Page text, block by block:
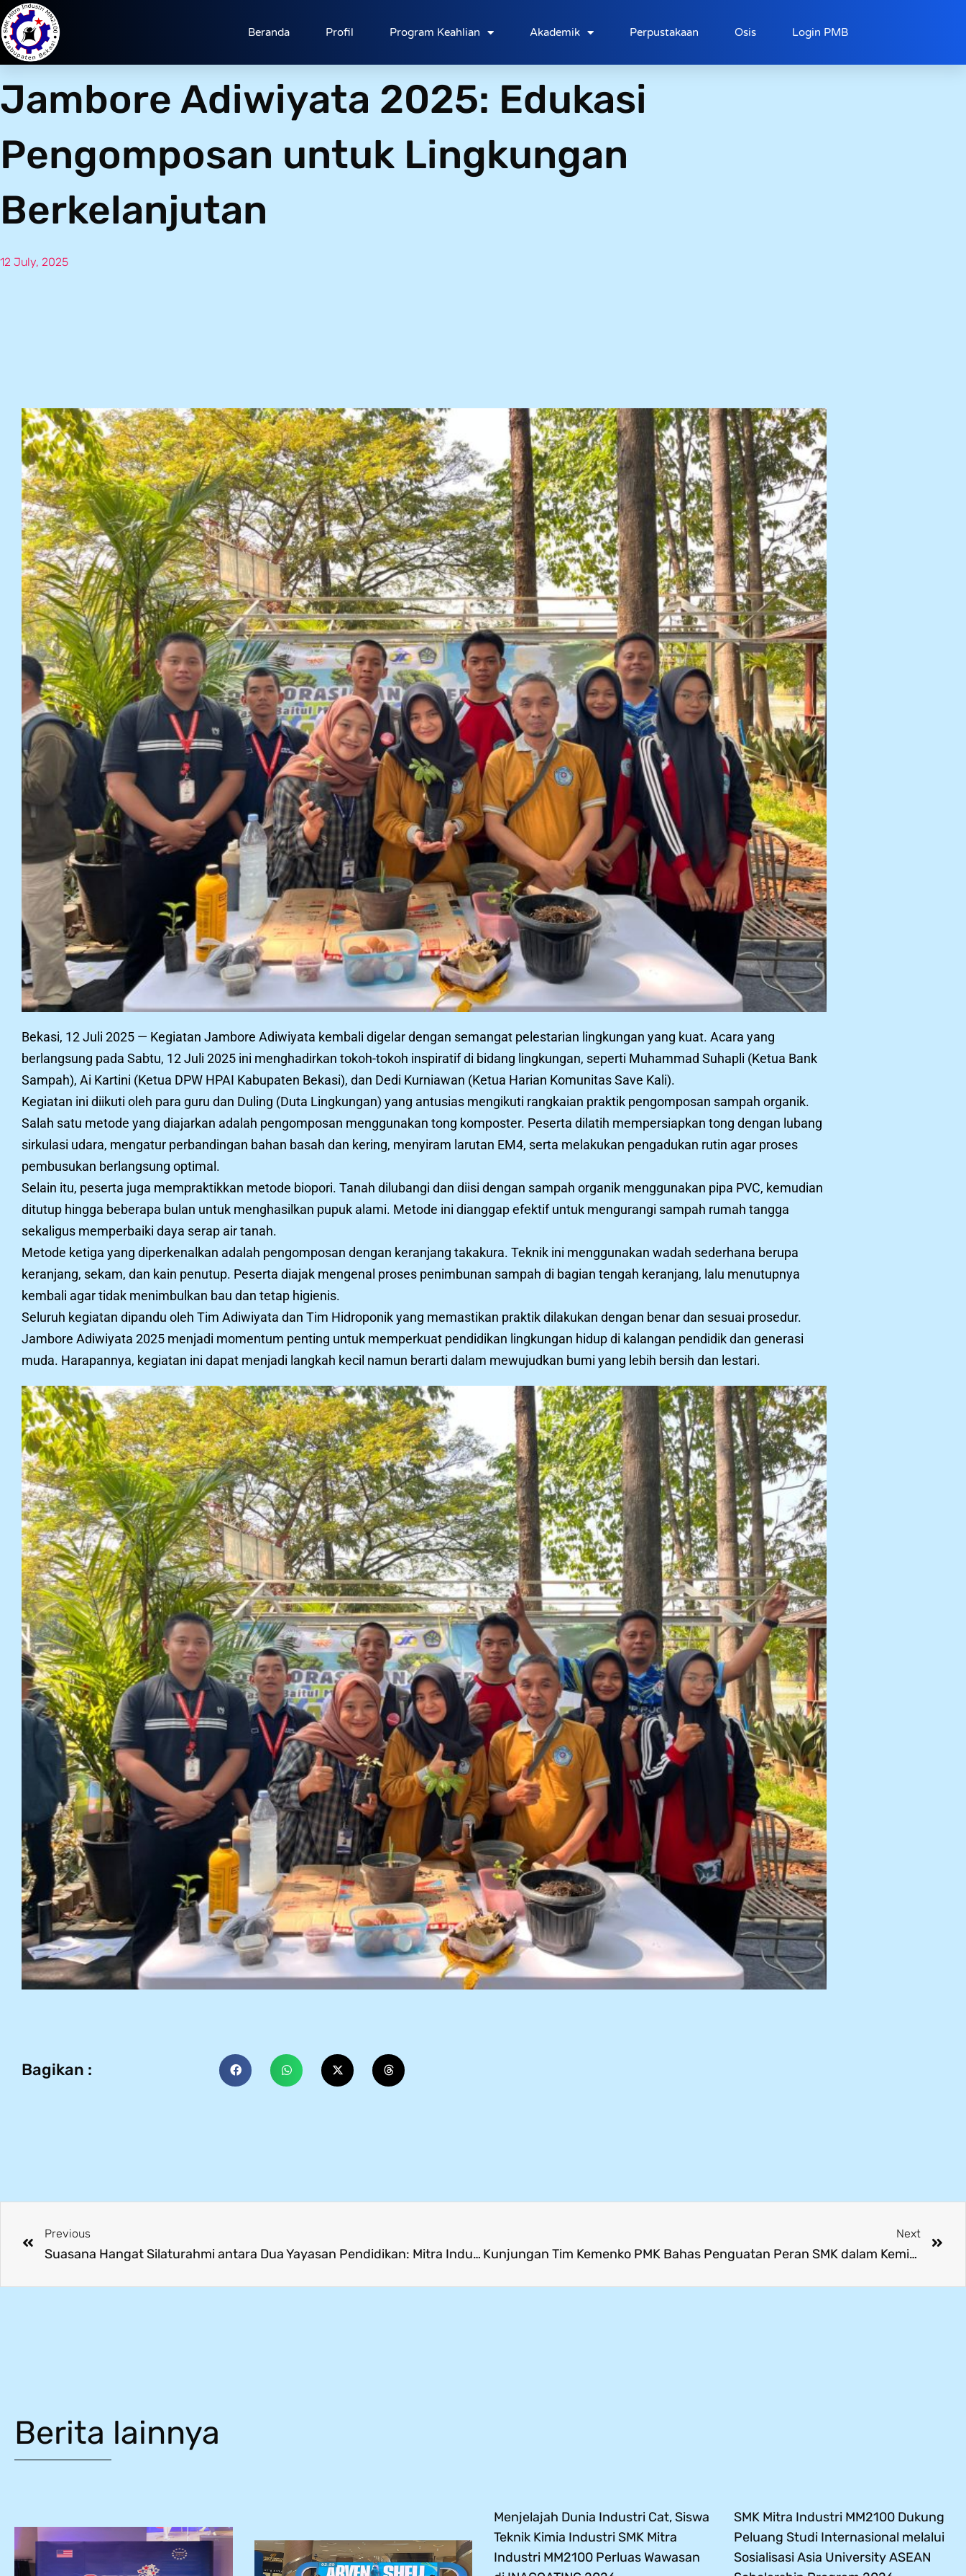
Beranda Profil Program Keahlian Akademik Perpustakaan Osis Login PMB
Jambore Adiwiyata 2025: Edukasi
Pengomposan untuk Lingkungan
Berkelanjutan
12 July, 2025
Bekasi, 12 Juli 2025 — Kegiatan Jambore Adiwiyata kembali digelar dengan semangat pelestarian lingkungan yang kuat. Acara yang
berlangsung pada Sabtu, 12 Juli 2025 ini menghadirkan tokoh-tokoh inspiratif di bidang lingkungan, seperti Muhammad Suhapli (Ketua Bank
Sampah), Ai Kartini (Ketua DPW HPAI Kabupaten Bekasi), dan Dedi Kurniawan (Ketua Harian Komunitas Save Kali).
Kegiatan ini diikuti oleh para guru dan Duling (Duta Lingkungan) yang antusias mengikuti rangkaian praktik pengomposan sampah organik.
Salah satu metode yang diajarkan adalah pengomposan menggunakan tong komposter. Peserta dilatih mempersiapkan tong dengan lubang
sirkulasi udara, mengatur perbandingan bahan basah dan kering, menyiram larutan EM4, serta melakukan pengadukan rutin agar proses
pembusukan berlangsung optimal.
Selain itu, peserta juga mempraktikkan metode biopori. Tanah dilubangi dan diisi dengan sampah organik menggunakan pipa PVC, kemudian
ditutup hingga beberapa bulan untuk menghasilkan pupuk alami. Metode ini dianggap efektif untuk mengurangi sampah rumah tangga
sekaligus memperbaiki daya serap air tanah.
Metode ketiga yang diperkenalkan adalah pengomposan dengan keranjang takakura. Teknik ini menggunakan wadah sederhana berupa
keranjang, sekam, dan kain penutup. Peserta diajak mengenal proses penimbunan sampah di bagian tengah keranjang, lalu menutupnya
kembali agar tidak menimbulkan bau dan tetap higienis.
Seluruh kegiatan dipandu oleh Tim Adiwiyata dan Tim Hidroponik yang memastikan praktik dilakukan dengan benar dan sesuai prosedur.
Jambore Adiwiyata 2025 menjadi momentum penting untuk memperkuat pendidikan lingkungan hidup di kalangan pendidik dan generasi
muda. Harapannya, kegiatan ini dapat menjadi langkah kecil namun berarti dalam mewujudkan bumi yang lebih bersih dan lestari.
Bagikan :
Previous
Suasana Hangat Silaturahmi antara Dua Yayasan Pendidikan: Mitra Industri Mandiri dan Al Mizan
Next
Kunjungan Tim Kemenko PMK Bahas Penguatan Peran SMK dalam Kemitraan Industri
Berita lainnya
Menjelajah Dunia Industri Cat, Siswa
Teknik Kimia Industri SMK Mitra
Industri MM2100 Perluas Wawasan
SMK Mitra Industri MM2100 Dukung
Peluang Studi Internasional melalui
Sosialisasi Asia University ASEAN